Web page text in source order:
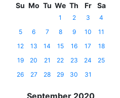
Su Mo Tu We Th Fr Sa
1 2 3
4
5
6 7 8 9 10
11
12
13 14 15 16 17
18
19
20 21 22 23 24
25
26
27 28 29 30 31
September 2020